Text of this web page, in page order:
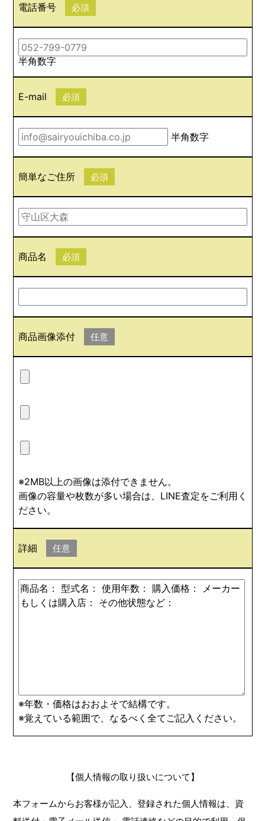
電話番号 必須
半角数字
E-mail 必須
半角数字
簡単なご住所 必須
商品名 必須
商品画像添付 任意
※2MB以上の画像は添付できません。
画像の容量や枚数が多い場合は、LINE査定をご利用く
ださい。
詳細 任意
※年数・価格はおおよそで結構です。
※覚えている範囲で、なるべく全てご記入ください。
【個人情報の取り扱いについて】
本フォームからお客様が記入、登録された個人情報は、資